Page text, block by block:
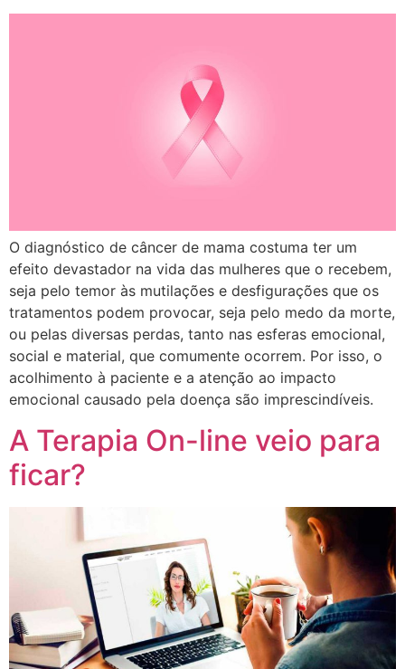
O diagnóstico de câncer de mama costuma ter um
efeito devastador na vida das mulheres que o recebem,
seja pelo temor às mutilações e desfigurações que os
tratamentos podem provocar, seja pelo medo da morte,
ou pelas diversas perdas, tanto nas esferas emocional,
social e material, que comumente ocorrem. Por isso, o
acolhimento à paciente e a atenção ao impacto
emocional causado pela doença são imprescindíveis.
A Terapia On-line veio para
ficar?